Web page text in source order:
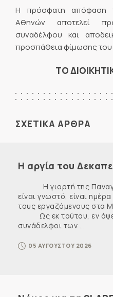
Η πρόσφατη απόφαση
Αθηνών αποτελεί
συναδέλφου και
προσπάθεια φίμωσης του
ΤΟ
ΣΧΕΤΙΚΑ ΑΡΘΡΑ
Η αργία του
Η γιορτή της
είναι γνωστό, είναι
τους εργαζόμενους στα
Ως εκ τούτου, εν όψει
συνάδελφοι των ...
05 ΑΥΓΟΥΣΤΟΥ 2026